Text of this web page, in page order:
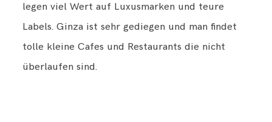
legen viel Wert auf Luxusmarken und teure
Labels. Ginza ist sehr gediegen und man findet
tolle kleine Cafes und Restaurants die nicht
überlaufen sind.